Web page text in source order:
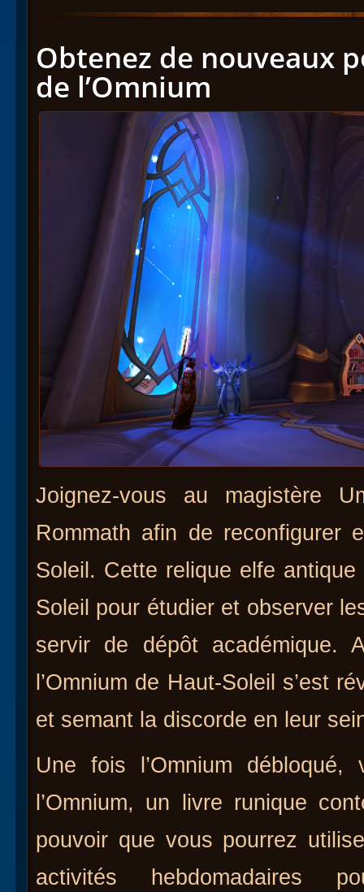
Obtenez de nouveaux
de l’Omnium
Joignez-vous au magistère
Rommath afin de reconfigurer
Soleil. Cette relique elfe
Soleil pour étudier et observer
servir de dépôt académique.
l’Omnium de Haut-Soleil s’est
et semant la discorde en leur
Une fois l’Omnium
l’Omnium, un livre runique
pouvoir que vous pourrez
activités hebdomadaires